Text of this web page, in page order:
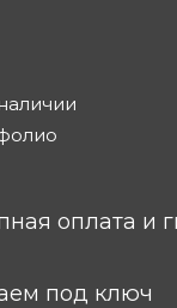
оплата и
под ключ